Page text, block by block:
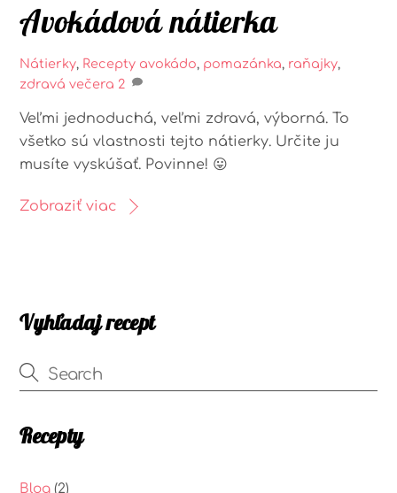
Avokádová nátierka
Nátierky, Recepty avokádo, pomazánka, raňajky,
zdravá večera 2
Veľmi jednoduchá, veľmi zdravá, výborná. To
všetko sú vlastnosti tejto nátierky. Určite ju
musíte vyskúšať. Povinne! 😛
Zobraziť viac
Vyhľadaj recept
Recepty
Blog (2)